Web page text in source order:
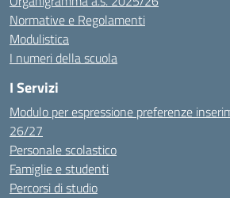
Normative e Regolamenti
Modulistica
I numeri della scuola
I Servizi
Modulo per espressione preferenze
26/27
Personale scolastico
Famiglie e studenti
Percorsi di studio